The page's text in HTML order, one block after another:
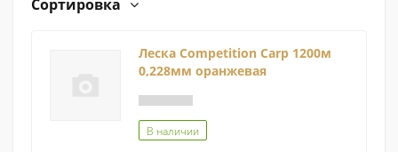
Сортировка
Леска Competition Carp 1200м
0,228мм оранжевая
В наличии